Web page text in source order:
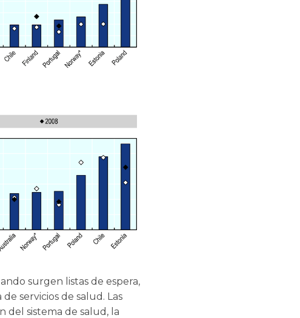
surgen listas de espera,
servicios de salud. Las
del sistema de salud, la